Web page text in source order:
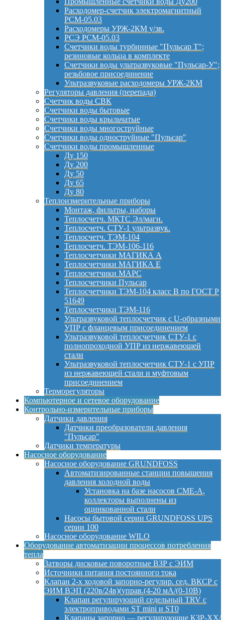
Расходомер-счетчик электромагнитный
РСМ-05.03
Расходомеры УРЖ-2КМ у/зв.
РСЭ РСМ-05.03
Счетчики воды турбинные "Пульсар Т";
резиновые кольца в комплекте
Счетчики воды ультразвуковые "Пульсар-У";
резьбовое присоединение
Ультразвуковые расходомеры УРЖ-2КМ
Регуляторы давления (перепада)
Счетчик воды СВК
Счетчики воды бытовые
Счетчики воды крыльчатые
Счетчики воды многоструйные
Счетчики воды одноструйные "Пульсар"
Счетчики воды промышленные
Ду 150
Ду 200
Ду 50
Ду 65
Ду 80
Теплоизмерительные приборы
Монтаж, фильтры, наборы
Теплосчетч. МКТС Эл/магн.
Теплосчетч. СТУ-1 ультразвук.
Теплосчетч. ТЭМ-104
Теплосчетч. ТЭМ-106-116
Теплосчетчики МАГИКА А
Теплосчетчики МАГИКА Е
Теплосчетчики МАРС
Теплосчетчики Пульсар
Теплосчетчики ТЭМ-104 класс B по ГОСТ Р
51649
Теплосчетчики ТЭМ-116
Ультразвуковой теплосчетчик с U-образными
УПР с фланцевым присоединением
Ультразвуковой теплосчетчик СТУ-1 с
полнопроходной УПР из нержавеющей
стали
Ультразвуковой теплосчетчик СТУ-1 с УПР
из нержавеющей стали и муфтовым
присоединением
Терморегуляторы
Компьютерное и сетевое оборудование
Контрольно-измерительные приборы
Датчики давления
Датчики преобразователи давления
"Пульсар"
Датчики температуры
Насосное оборудование
Насосное оборудование GRUNDFOSS
Автоматизированные станции повышения
давления холодной воды
Установка на базе насосов CME-A,
коллекторы выполнены из
оцинкованной стали
Насосы бытовой серии GRUNDFOSS UPS
серии 100
Насосное оборудование WILO
Оборудование автоматизации процессов потребления
тепла
Затворы дисковые поворотные ВЗР с ЭИМ
Источники питания постоянного тока
Клапан 2-х ходовой запорно-регулир. сед. ВКСР с
ЭИМ ВЭП (220в/24в)(управ.(4-20 мА/(0-10В)
Клапан регулирующий седельный TRV с
электроприводами ST mini и ST0
Клапаны запорно — регулирующие КЗР-ХХ/